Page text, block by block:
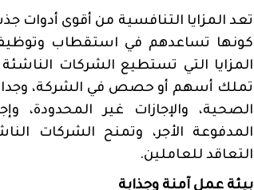
تعد المزايا التنافسية من أقوى أدوات
كونها تساعدهم في استقطاب
المزايا التي تستطيع الشركات
تملك أسهم أو حصص في الشركة، وجداول
الصحية، والإجازات غير المحدودة،
المدفوعة الأجر، وتمنح الشركات
التعاقد للعاملين.
بيئة عمل آمنة وجذابة